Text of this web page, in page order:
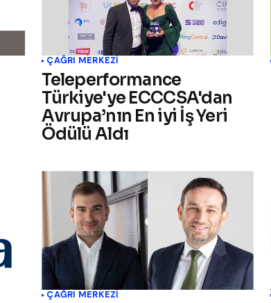
ÇAĞRI MERKEZI
Teleperformance
Türkiye'ye ECCCSA'dan
Avrupa’nın En iyi İş Yeri
Ödülü Aldı
ÇAĞRI MERKEZI